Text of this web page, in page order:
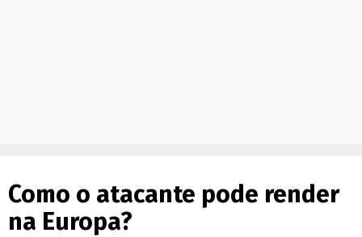
Como o atacante pode render
na Europa?